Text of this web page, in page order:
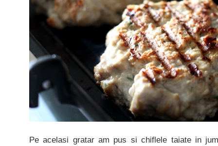
Pe acelasi gratar am pus si chiflele taiate in